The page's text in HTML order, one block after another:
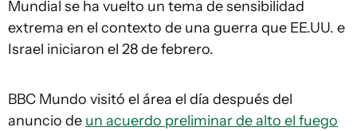
Mundial se ha vuelto un tema de sensibilidad
extrema en el contexto de una guerra que EE.UU. e
Israel iniciaron el 28 de febrero.
BBC Mundo visitó el área el día después del
anuncio de un acuerdo preliminar de alto el fuego